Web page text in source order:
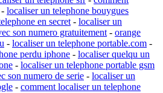
- localiser un telephone bouygues
en secret - localiser un
son numero gratuitement - orange
- localiser un telephone portable.com -
perdu iphone - localiser quelqu un
- localiser un telephone portable gsm
son numero de serie - localiser un
- comment localiser un telephone